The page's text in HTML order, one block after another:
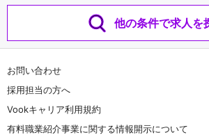
他の条件で求人を
お問い合わせ
採用担当の方へ
Vookキャリア利用規約
有料職業紹介事業に関する情報開示について